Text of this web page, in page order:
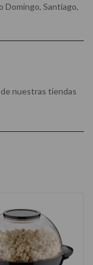
Domingo, Santiago,
nuestras tiendas